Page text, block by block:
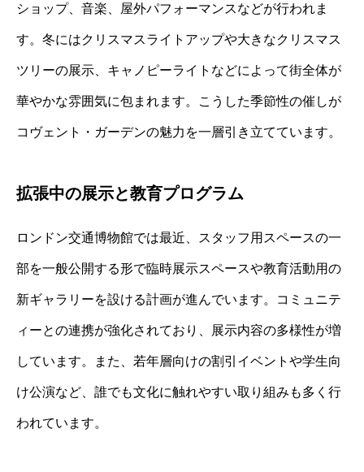
ショップ、音楽、屋外パフォーマンスなどが行われま
す。冬にはクリスマスライトアップや大きなクリスマス
ツリーの展示、キャノピーライトなどによって街全体が
華やかな雰囲気に包まれます。こうした季節性の催しが
コヴェント・ガーデンの魅力を一層引き立てています。
拡張中の展示と教育プログラム
ロンドン交通博物館では最近、スタッフ用スペースの一
部を一般公開する形で臨時展示スペースや教育活動用の
新ギャラリーを設ける計画が進んでいます。コミュニテ
ィーとの連携が強化されており、展示内容の多様性が増
しています。また、若年層向けの割引イベントや学生向
け公演など、誰でも文化に触れやすい取り組みも多く行
われています。